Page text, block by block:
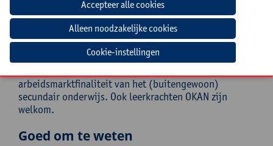
Doelgroep
Leerkrachten, taalcoaches/-coördinatoren, directies en
beleidsmedewerkers uit de 2de en 3de graad van het
arbeidsmarktfinaliteit van het (buitengewoon)
secundair onderwijs. Ook leerkrachten OKAN zijn
welkom.
Goed om te weten
Cookie-instellingen